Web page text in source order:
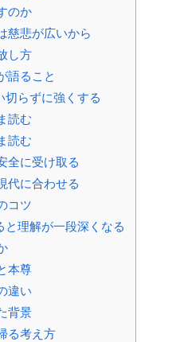
のか
慈悲が広いから
し方
語ること
切らずに強くする
読む
読む
全に受け取る
代に合わせる
コツ
と理解が一段深くなる
本尊
違い
背景
る考え方